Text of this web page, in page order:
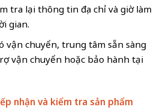
tra lại thông tin địa chỉ và giờ làm
gian.
vận chuyển, trung tâm sẵn sàng
vận chuyển hoặc bảo hành tại
nhận và kiểm tra sản phẩm